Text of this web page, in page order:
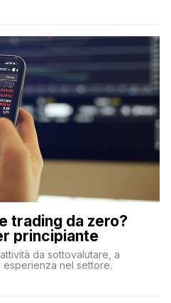
trading da zero?
principiante
da sottovalutare, a
nel settore.